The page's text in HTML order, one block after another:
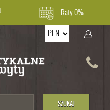
Raty 0%
SZUKAJ